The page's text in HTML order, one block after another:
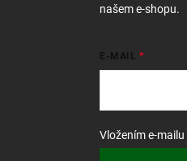
našem e-shopu.
E-MAIL
Vložením e-